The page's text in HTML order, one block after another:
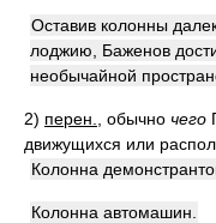
Оставив колонны
лоджию, Баженов
необычайной
2) перен. , обычно чего
движущихся или
Колонна
Колонна автомашин.